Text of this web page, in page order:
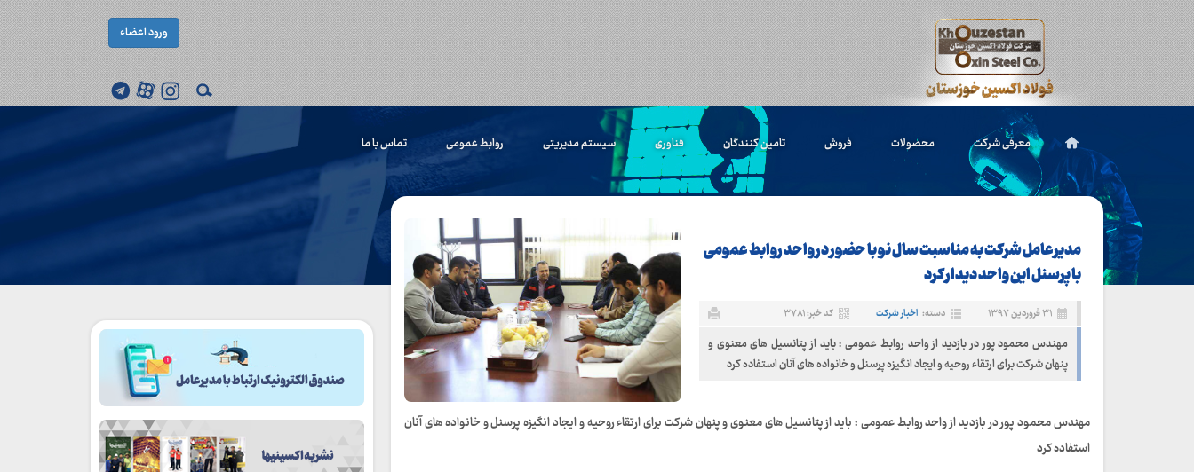
ورود اعضاء
معرفی شرکت محصولات فروش تامین کنندگان فناوری سیستم مدیریتی روابط عمومی تماس با ما
مدیرعامل شرکت به مناسبت سال نو با حضور در واحد روابط عمومی
با پرسنل این واحد دیدار کرد
۳۱ فروردین ۱۳۹۷ دسته: اخبار شرکت کد خبر: ۳۷۸۱
مهندس محمود پور در بازدید از واحد روابط عمومی : باید از پتانسیل های معنوی و
پنهان شرکت برای ارتقاء روحیه و ایجاد انگیزه پرسنل و خانواده های آنان استفاده کرد
مهندس محمود پور در بازدید از واحد روابط عمومی : باید از پتانسیل های معنوی و پنهان شرکت برای ارتقاء روحیه و ایجاد انگیزه پرسنل و خانواده های آنان
استفاده کرد